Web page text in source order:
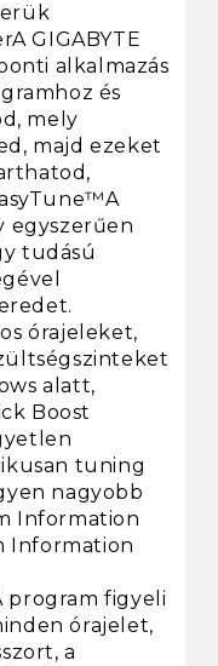
GIGABYTE
alkalmazás
és
mely
majd ezeket
egyszerűen
tudású
órajeleket,
alatt,
Boost
tuning
nagyobb
Information
Information
program figyeli
órajelet,
a